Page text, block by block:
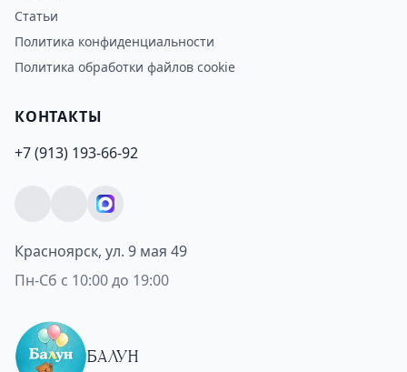
Статьи
Политика конфиденциальности
Политика обработки файлов cookie
КОНТАКТЫ
+7 (913) 193-66-92
Красноярск, ул. 9 мая 49
Пн-Сб с 10:00 до 19:00
БАЛУН